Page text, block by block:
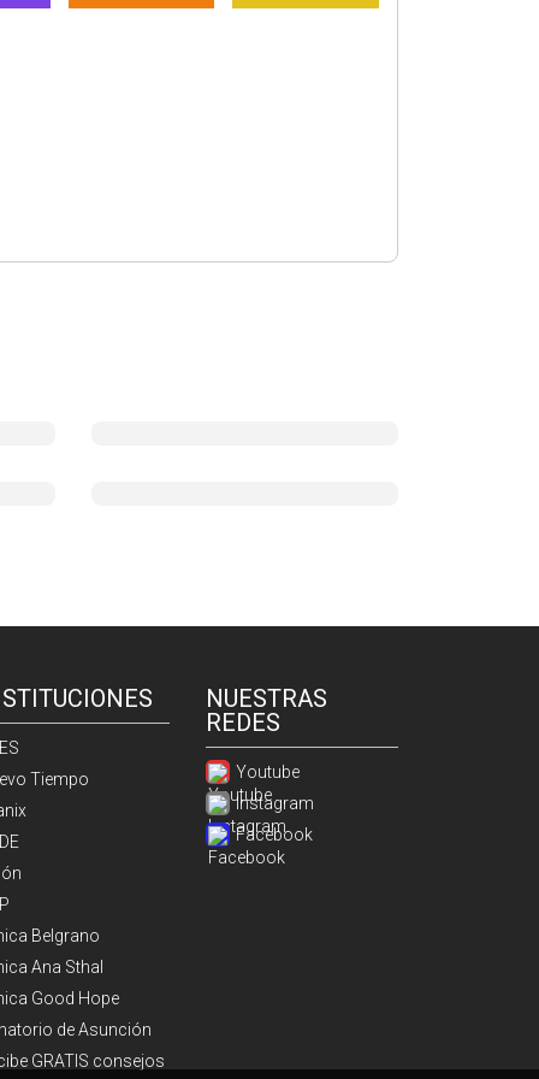
Tiempo
Belgrano
Ana Sthal
Good Hope
de Asunción
GRATIS consejos
NUESTRAS
REDES
Youtube
Instagram
Facebook